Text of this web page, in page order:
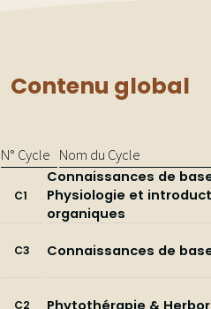
Contenu global
N° Cycle Nom du Cycle
C1
Connaissances de
Physiologie et
organiques
C3 Connaissances de
C2 Phytothérapie &